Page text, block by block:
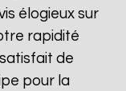
élogieux sur
rapidité
de
pour la